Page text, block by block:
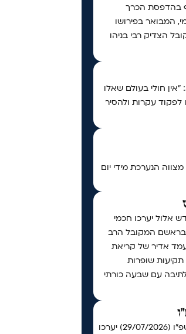
בהדפסת הכרך
המבואר בפירושו
הצדיק רבי בניהו
חולי בעולם שאלו
לפקוד עקרות ולהסיר
הנערכת מידי יום
אלול יערכו חכמי
ובראשם המקובל הרב
אדיר של קריאת
עם תקיעות שופרות
עם שבעה כורתי
אי"ה ביום רביעי ט״ו אב תשפ״ו (29/07/2026) יערכו